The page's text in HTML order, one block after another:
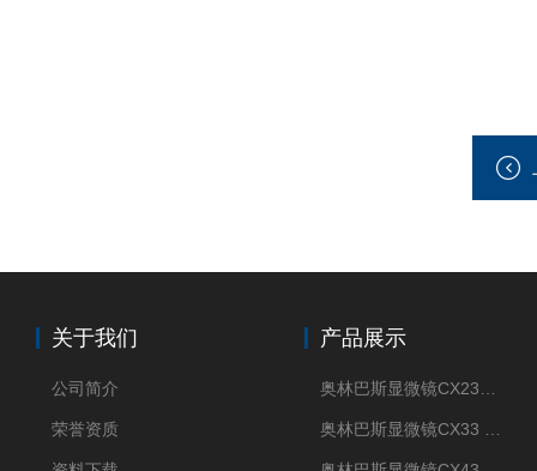
关于我们
公司简介
荣誉资质
产品展示